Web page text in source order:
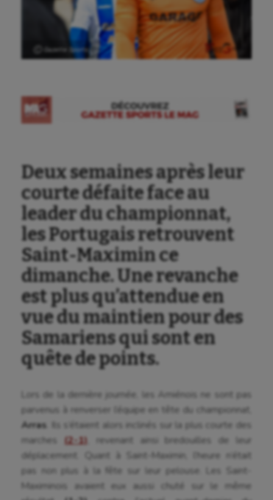
Ⓒ Gazette Sports
Deux semaines après leur
courte défaite face au
leader du championnat,
les Portugais retrouvent
Saint-Maximin ce
dimanche. Une revanche
est plus qu’attendue en
vue du maintien pour des
Samariens qui sont en
quête de points.
Lors de la dernière journée, les Amiénois ne sont pas
parvenus à renverser l’équipe en tête du championnat,
Arras . Ils s’étaient alors inclinés sur la plus courte des
marches (2-1) , revenant ainsi bredouilles de leur
déplacement. Quant à Saint-Maximin, l’heure n’était
pas non plus à la fête sur leur pelouse. Les Saint-
Maximinois avaient eux aussi chuté sur le même